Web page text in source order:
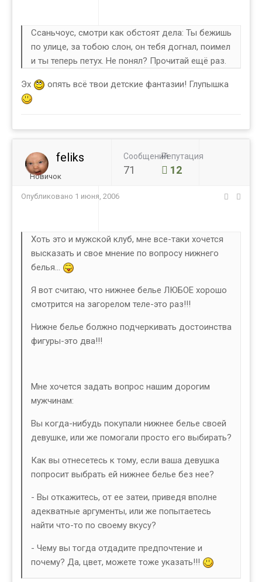
Ссаньчоус, смотри как обстоят дела: Ты бежишь
по улице, за тобою слон, он тебя догнал, поимел
и ты теперь петух. Не понял? Прочитай ещё раз.
Эх опять всё твои детские фантазии! Глупышка
feliks
Новичок
Сообщений
71
Репутация
12
Опубликовано 1 июня, 2006
Хоть это и мужской клуб, мне все-таки хочется
высказать и свое мнение по вопросу нижнего
белья...
Я вот считаю, что нижнее белье ЛЮБОЕ хорошо
смотрится на загорелом теле-это раз!!!
Нижне белье болжно подчеркивать достоинства
фигуры-это два!!!
Мне хочется задать вопрос нашим дорогим
мужчинам:
Вы когда-нибудь покупали нижнее белье своей
девушке, или же помогали просто его выбирать?
Как вы отнесетесь к тому, если ваша девушка
попросит выбрать ей нижнее белье без нее?
- Вы откажитесь, от ее затеи, приведя вполне
адекватные аргументы, или же попытаетесь
найти что-то по своему вкусу?
- Чему вы тогда отдадите предпочтение и
почему? Да, цвет, можете тоже указать!!!